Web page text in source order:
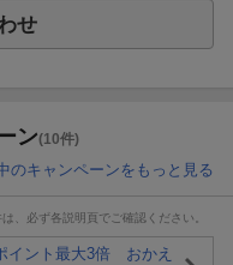
せ
ン(10件)
のキャンペーンをもっと見る
、必ず各説明頁でご確認ください。
イント最大3倍 おかえ